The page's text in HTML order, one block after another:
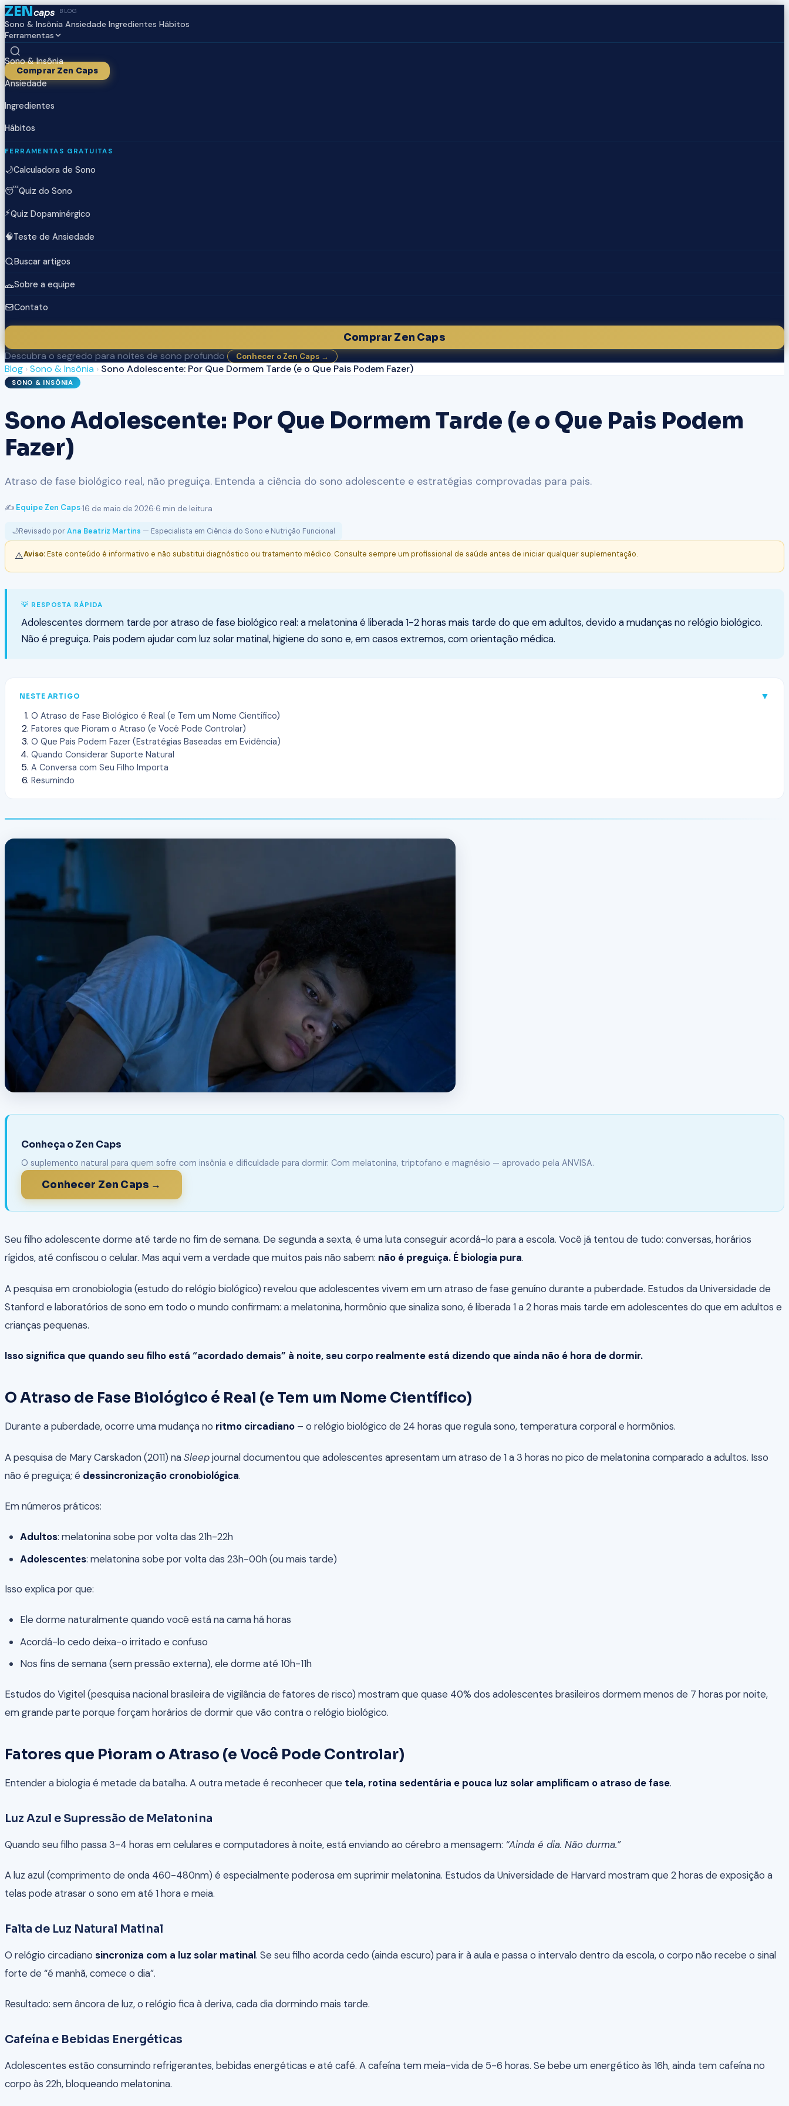
ZENcaps BLOG
Sono & Insônia Ansiedade Ingredientes Hábitos
Ferramentas
Comprar Zen Caps
Sono & Insônia
Ansiedade
Ingredientes
Hábitos
FERRAMENTAS GRATUITAS
🌙Calculadora de Sono
😴Quiz do Sono
⚡Quiz Dopaminérgico
🧠Teste de Ansiedade
Buscar artigos
Sobre a equipe
Contato
Comprar Zen Caps
Descubra o segredo para noites de sono profundo
Conhecer o Zen Caps →
Blog ›Sono & Insônia › Sono Adolescente: Por Que Dormem Tarde (e o Que Pais Podem Fazer)
SONO & INSÔNIA
Sono Adolescente: Por Que Dormem Tarde (e o Que Pais Podem
Fazer)
Atraso de fase biológico real, não preguiça. Entenda a ciência do sono adolescente e estratégias comprovadas para pais.
✍️ Equipe Zen Caps·16 de maio de 2026·6 min de leitura
🌙Revisado porAna Beatriz Martins — Especialista em Ciência do Sono e Nutrição Funcional
⚠️Aviso:Este conteúdo é informativo e não substitui diagnóstico ou tratamento médico. Consulte sempre um profissional de saúde antes de iniciar qualquer suplementação.
💡 RESPOSTA RÁPIDA
Adolescentes dormem tarde por atraso de fase biológico real: a melatonina é liberada 1-2 horas mais tarde do que em adultos, devido a mudanças no relógio biológico.
Não é preguiça. Pais podem ajudar com luz solar matinal, higiene do sono e, em casos extremos, com orientação médica.
NESTE ARTIGO ▼
O Atraso de Fase Biológico é Real (e Tem um Nome Científico)
Fatores que Pioram o Atraso (e Você Pode Controlar)
O Que Pais Podem Fazer (Estratégias Baseadas em Evidência)
Quando Considerar Suporte Natural
A Conversa com Seu Filho Importa
Resumindo
Conheça o Zen Caps
O suplemento natural para quem sofre com insônia e dificuldade para dormir. Com melatonina, triptofano e magnésio — aprovado pela ANVISA.
Conhecer Zen Caps →
Seu filho adolescente dorme até tarde no fim de semana. De segunda a sexta, é uma luta conseguir acordá-lo para a escola. Você já tentou de tudo: conversas, horários
rígidos, até confiscou o celular. Mas aqui vem a verdade que muitos pais não sabem: não é preguiça. É biologia pura.
A pesquisa em cronobiologia (estudo do relógio biológico) revelou que adolescentes vivem em um atraso de fase genuíno durante a puberdade. Estudos da Universidade de
Stanford e laboratórios de sono em todo o mundo confirmam: a melatonina, hormônio que sinaliza sono, é liberada 1 a 2 horas mais tarde em adolescentes do que em adultos e
crianças pequenas.
Isso significa que quando seu filho está “acordado demais” à noite, seu corpo realmente está dizendo que ainda não é hora de dormir.
O Atraso de Fase Biológico é Real (e Tem um Nome Científico)
Durante a puberdade, ocorre uma mudança no ritmo circadiano – o relógio biológico de 24 horas que regula sono, temperatura corporal e hormônios.
A pesquisa de Mary Carskadon (2011) naSleepjournal documentou que adolescentes apresentam um atraso de 1 a 3 horas no pico de melatonina comparado a adultos. Isso
não é preguiça; é dessincronização cronobiológica.
Em números práticos:
Adultos: melatonina sobe por volta das 21h-22h
Adolescentes: melatonina sobe por volta das 23h-00h (ou mais tarde)
Isso explica por que:
Ele dorme naturalmente quando você está na cama há horas
Acordá-lo cedo deixa-o irritado e confuso
Nos fins de semana (sem pressão externa), ele dorme até 10h-11h
Estudos do Vigitel (pesquisa nacional brasileira de vigilância de fatores de risco) mostram que quase 40% dos adolescentes brasileiros dormem menos de 7 horas por noite,
em grande parte porque forçam horários de dormir que vão contra o relógio biológico.
Fatores que Pioram o Atraso (e Você Pode Controlar)
Entender a biologia é metade da batalha. A outra metade é reconhecer que tela, rotina sedentária e pouca luz solar amplificam o atraso de fase.
Luz Azul e Supressão de Melatonina
Quando seu filho passa 3-4 horas em celulares e computadores à noite, está enviando ao cérebro a mensagem: “Ainda é dia. Não durma.”
A luz azul (comprimento de onda 460-480nm) é especialmente poderosa em suprimir melatonina. Estudos da Universidade de Harvard mostram que 2 horas de exposição a
telas pode atrasar o sono em até 1 hora e meia.
Falta de Luz Natural Matinal
O relógio circadiano sincroniza com a luz solar matinal. Se seu filho acorda cedo (ainda escuro) para ir à aula e passa o intervalo dentro da escola, o corpo não recebe o sinal
forte de “é manhã, comece o dia”.
Resultado: sem âncora de luz, o relógio fica à deriva, cada dia dormindo mais tarde.
Cafeína e Bebidas Energéticas
Adolescentes estão consumindo refrigerantes, bebidas energéticas e até café. A cafeína tem meia-vida de 5-6 horas. Se bebe um energético às 16h, ainda tem cafeína no
corpo às 22h, bloqueando melatonina.